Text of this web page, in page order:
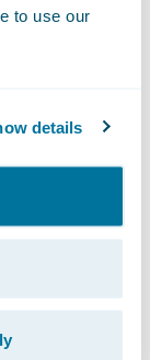
to use our
details
le
e sistemi
e
nel
mesi in